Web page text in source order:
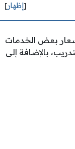
[إظهار]
بعض الخدمات
بالإضافة إلى